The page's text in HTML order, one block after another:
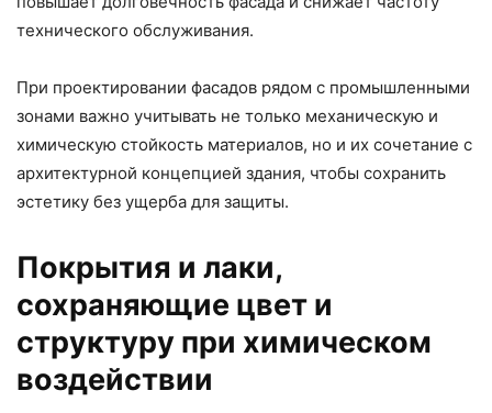
технического обслуживания.
При проектировании фасадов рядом с промышленными
зонами важно учитывать не только механическую и
химическую стойкость материалов, но и их сочетание с
архитектурной концепцией здания, чтобы сохранить
эстетику без ущерба для защиты.
Покрытия и лаки,
сохраняющие цвет и
структуру при химическом
воздействии